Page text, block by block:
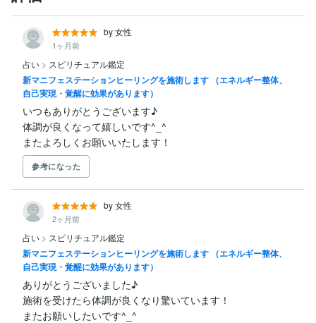
by 女性
1ヶ月前
占い > スピリチュアル鑑定
新マニフェステーションヒーリングを施術します （エネルギー整体、
自己実現・覚醒に効果があります）
いつもありがとうございます♪
体調が良くなって嬉しいです^_^
またよろしくお願いいたします！
参考になった
by 女性
2ヶ月前
占い > スピリチュアル鑑定
新マニフェステーションヒーリングを施術します （エネルギー整体、
自己実現・覚醒に効果があります）
ありがとうございました♪
施術を受けたら体調が良くなり驚いています！
またお願いしたいです^_^